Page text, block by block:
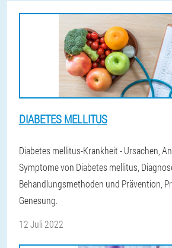
DIABETES MELLITUS
Diabetes mellitus-Krankheit - Ursachen,
Symptome von Diabetes mellitus,
Behandlungsmethoden und Prävention,
Genesung.
12 Juli 2022